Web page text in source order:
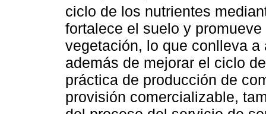
ciclo de los nutrientes
fortalece el suelo y
vegetación, lo que conlleva
además de mejorar el ciclo
práctica de producción de
provisión comercializable,